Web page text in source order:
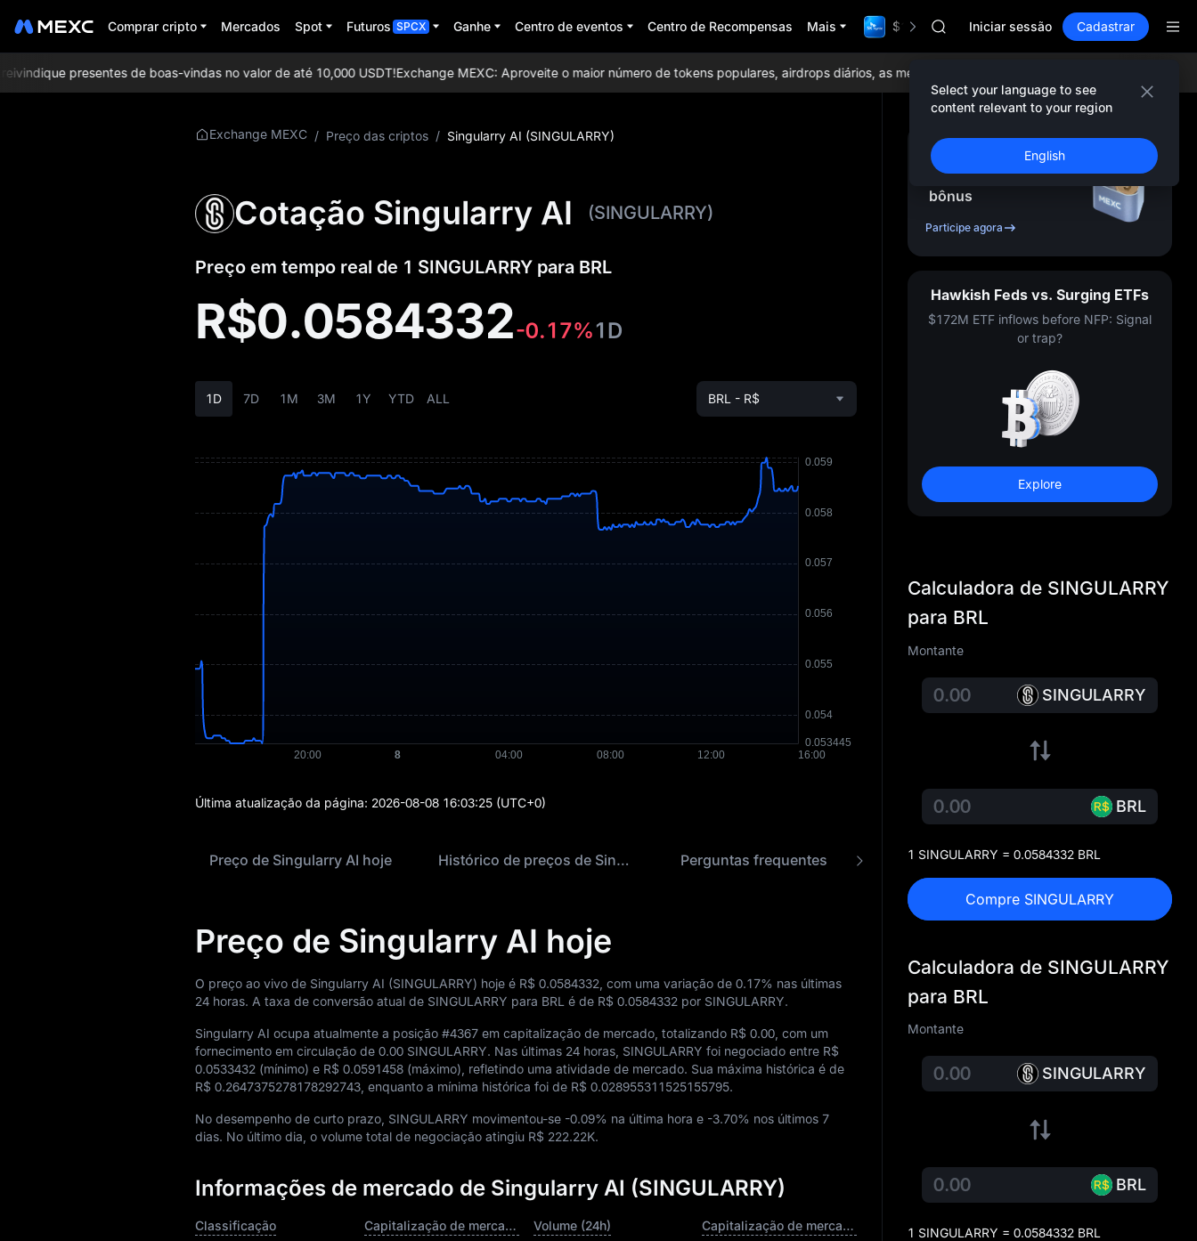
Comprar cripto Mercados Spot Futuros SPCX Ganhe Centro de eventos Centro de Recompensas Mais $1,000,000 TradFi Gala
SPCX rises despite lock-up expiry
SKYAI
UNITREE STAR Market Subscription on
Iniciar sessão Cadastrar
Select your language to see
content relevant to your region
English
presentes de boas-vindas no valor de até 10,000 USDT!Exchange MEXC: Aproveite o maior número de tokens populares, airdrops diários, as menores taxas de negociação do mundo e liquidez
Exchange MEXC / Preço das criptos / Singularry AI (SINGULARRY)
Cotação Singularry AI (SINGULARRY)
Preço em tempo real de 1 SINGULARRY para BRL
R$0.0584332-0.17%1D
1D 7D 1M 3M 1Y YTD ALL BRL - R$
Última atualização da página: 2026-08-08 16:03:25 (UTC+0)
Preço de Singularry AI hoje Histórico de preços de Singularry AI Perguntas frequentes Conversor de SINGULARRY para BRL
Preço de Singularry AI hoje
O preço ao vivo de Singularry AI (SINGULARRY) hoje é R$ 0.0584332 , com uma variação de 0.17% nas últimas
24 horas. A taxa de conversão atual de SINGULARRY para BRL é de R$ 0.0584332 por SINGULARRY.
Singularry AI ocupa atualmente a posição #4367 em capitalização de mercado, totalizando R$ 0.00 , com um
fornecimento em circulação de 0.00 SINGULARRY. Nas últimas 24 horas, SINGULARRY foi negociado entre R$
0.0533432 (mínimo) e R$ 0.0591458 (máximo), refletindo uma atividade de mercado. Sua máxima histórica é de
R$ 0.2647375278178292743 , enquanto a mínima histórica foi de R$ 0.028955311525155795.
No desempenho de curto prazo, SINGULARRY movimentou-se -0.09% na última hora e -3.70% nos últimos 7
dias. No último dia, o volume total de negociação atingiu R$ 222.22K.
Informações de mercado de Singularry AI (SINGULARRY)
Classificação
Capitalização de mercado
Volume (24h)
Capitalização de mercado totalmente diluída
Cadastre-se e receba
até 10,000USDT em
bônus
Participe agora
Hawkish Feds vs. Surging ETFs
$172M ETF inflows before NFP: Signal
or trap?
Explore
Calculadora de SINGULARRY
para BRL
Montante
SINGULARRY
BRL
1 SINGULARRY = 0.0584332 BRL
Compre SINGULARRY
Calculadora de SINGULARRY
para BRL
Montante
SINGULARRY
BRL
1 SINGULARRY = 0.0584332 BRL